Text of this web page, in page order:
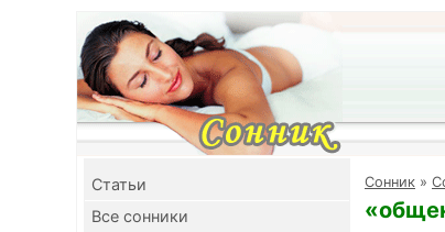
Cтатьи
Все сонники
Cонник »